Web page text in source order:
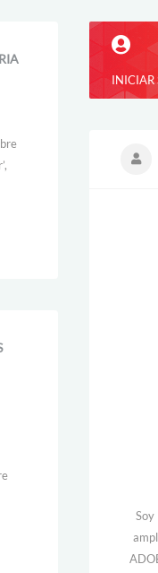
INICIAR
Soy